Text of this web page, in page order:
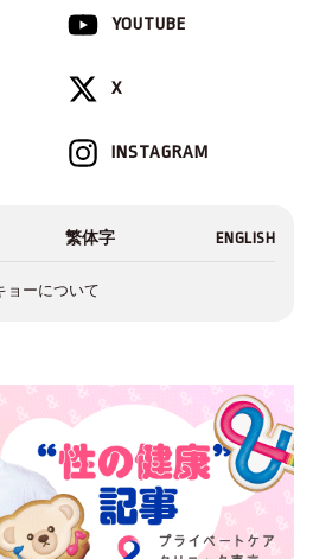
YOUTUBE
X
INSTAGRAM
ョーについて